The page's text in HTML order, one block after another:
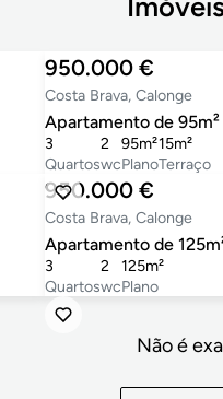
950.000 €
Costa Brava, Calonge
Apartamento de
Quartos
3
wc
2
Plano
95m²
Terraço
15m²
950.000 €
Costa Brava, Calonge
Apartamento de
Quartos
3
wc
2
Plano
125m²
Não é